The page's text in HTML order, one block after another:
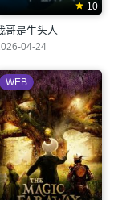
10
哥是牛头人
04-24
WEB